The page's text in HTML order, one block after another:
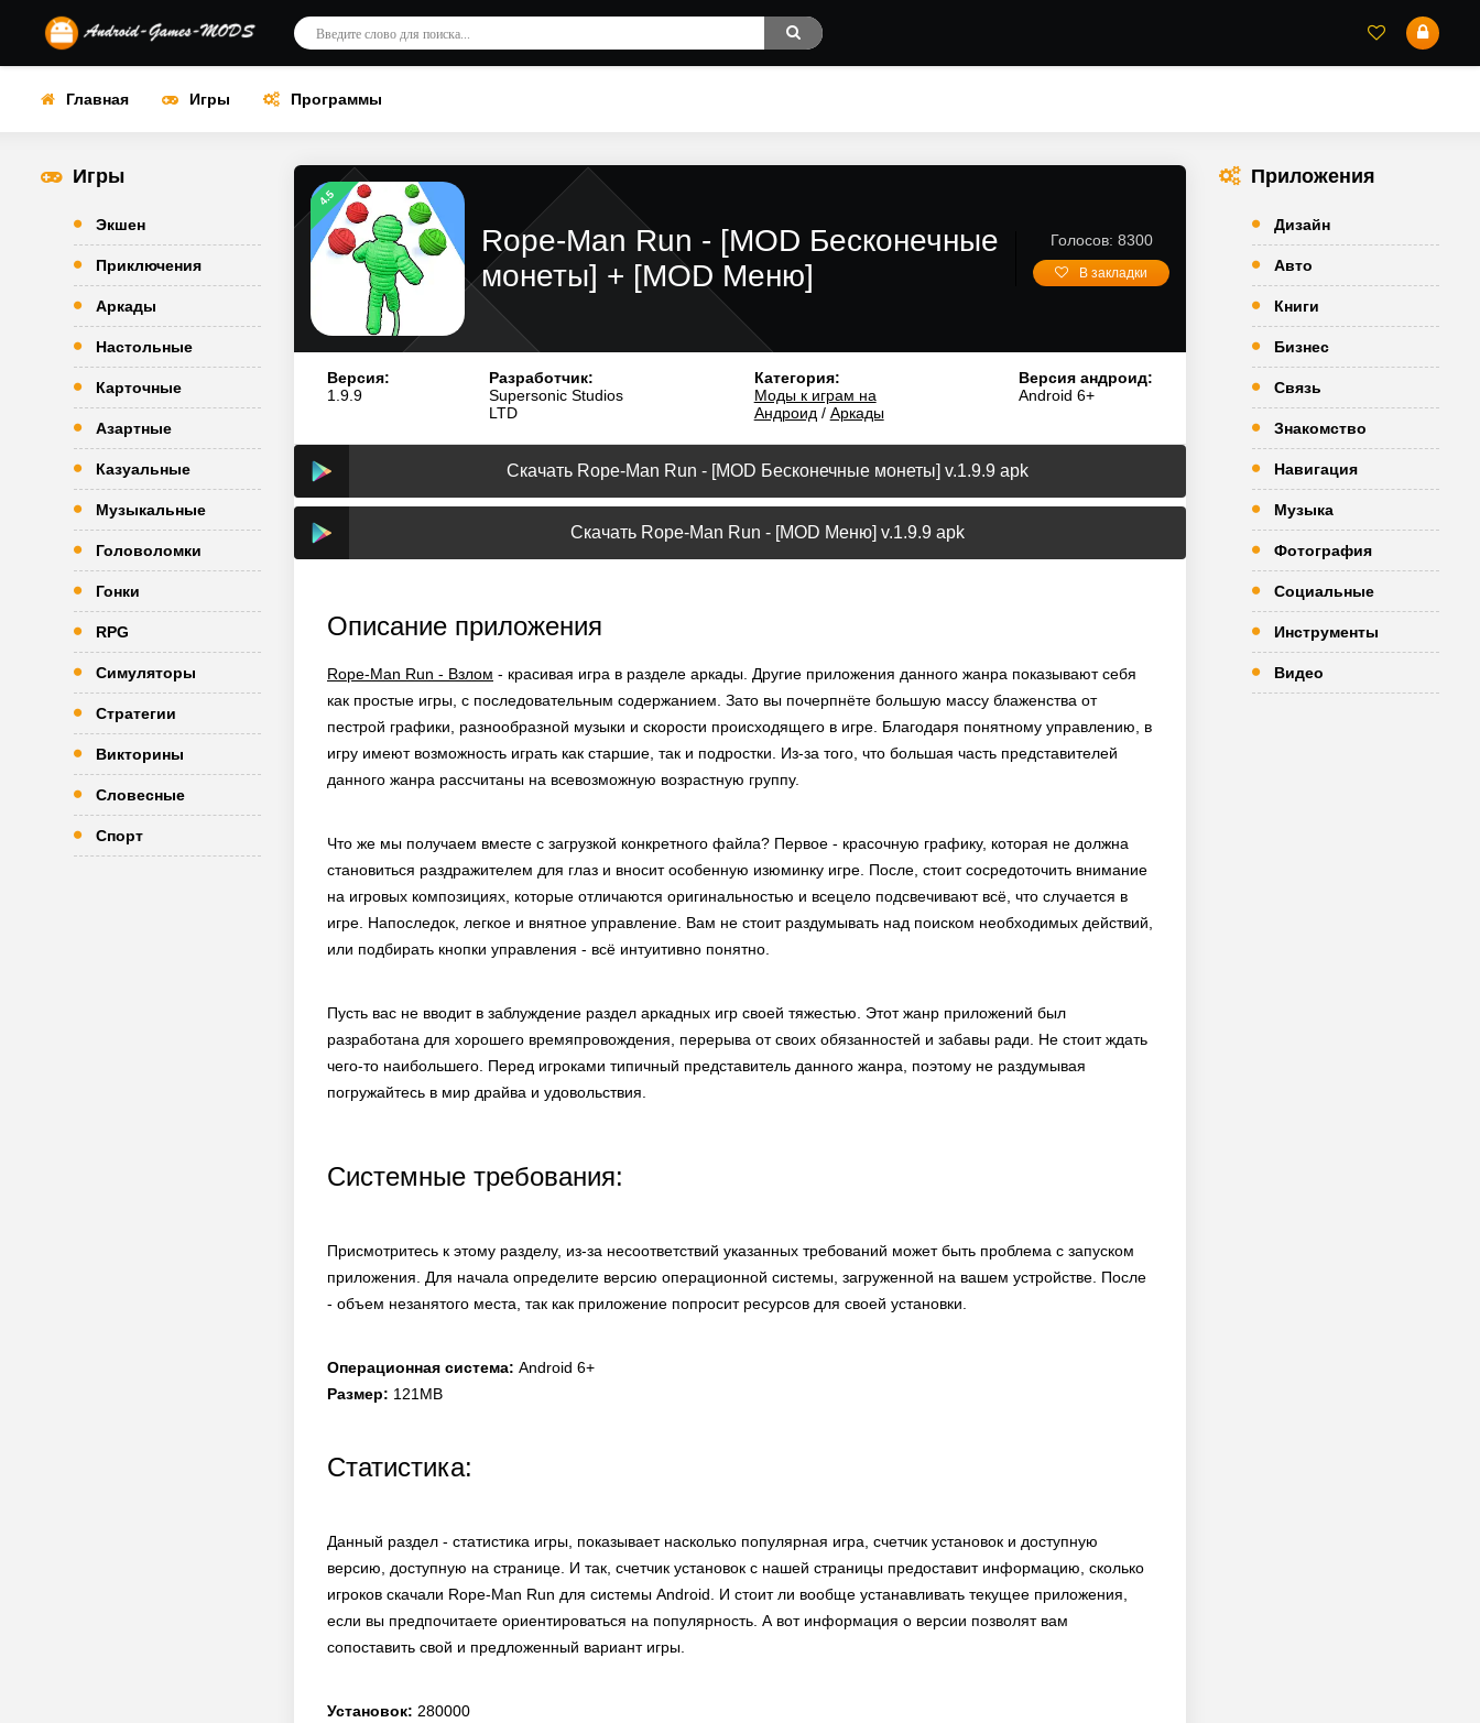
Главная Игры Программы
Игры
Экшен
Приключения
Аркады
Настольные
Карточные
Азартные
Казуальные
Музыкальные
Головоломки
Гонки
RPG
Симуляторы
Стратегии
Викторины
Словесные
Спорт
4.5
Rope-Man Run - [MOD Бесконечные
монеты] + [MOD Меню]
Голосов: 8300
В закладки
Версия:
1.9.9
Разработчик:
Supersonic Studios
LTD
Категория:
Моды к играм на
Андроид / Аркады
Версия андроид:
Android 6+
Скачать Rope-Man Run - [MOD Бесконечные монеты] v.1.9.9 apk
Скачать Rope-Man Run - [MOD Меню] v.1.9.9 apk
Описание приложения
Rope-Man Run - Взлом - красивая игра в разделе аркады. Другие приложения данного жанра показывают себя
как простые игры, с последовательным содержанием. Зато вы почерпнёте большую массу блаженства от
пестрой графики, разнообразной музыки и скорости происходящего в игре. Благодаря понятному управлению, в
игру имеют возможность играть как старшие, так и подростки. Из-за того, что большая часть представителей
данного жанра рассчитаны на всевозможную возрастную группу.
Что же мы получаем вместе с загрузкой конкретного файла? Первое - красочную графику, которая не должна
становиться раздражителем для глаз и вносит особенную изюминку игре. После, стоит сосредоточить внимание
на игровых композициях, которые отличаются оригинальностью и всецело подсвечивают всё, что случается в
игре. Напоследок, легкое и внятное управление. Вам не стоит раздумывать над поиском необходимых действий,
или подбирать кнопки управления - всё интуитивно понятно.
Пусть вас не вводит в заблуждение раздел аркадных игр своей тяжестью. Этот жанр приложений был
разработана для хорошего времяпровождения, перерыва от своих обязанностей и забавы ради. Не стоит ждать
чего-то наибольшего. Перед игроками типичный представитель данного жанра, поэтому не раздумывая
погружайтесь в мир драйва и удовольствия.
Системные требования:
Присмотритесь к этому разделу, из-за несоответствий указанных требований может быть проблема с запуском
приложения. Для начала определите версию операционной системы, загруженной на вашем устройстве. После
- объем незанятого места, так как приложение попросит ресурсов для своей установки.
Операционная система: Android 6+
Размер: 121MB
Статистика:
Данный раздел - статистика игры, показывает насколько популярная игра, счетчик установок и доступную
версию, доступную на странице. И так, счетчик установок с нашей страницы предоставит информацию, сколько
игроков скачали Rope-Man Run для системы Android. И стоит ли вообще устанавливать текущее приложения,
если вы предпочитаете ориентироваться на популярность. А вот информация о версии позволят вам
сопоставить свой и предложенный вариант игры.
Установок: 280000
Приложения
Дизайн
Авто
Книги
Бизнес
Связь
Знакомство
Навигация
Музыка
Фотография
Социальные
Инструменты
Видео